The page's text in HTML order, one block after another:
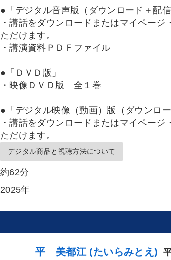
●「デジタル音声版（ダウンロード＋配信
・講話をダウンロードまたはマイペー
ただけます。
・講演資料ＰＤＦファイル
●「ＤＶＤ版」
・映像ＤＶＤ版 全１巻
●「デジタル映像（動画）版（ダウンロー
・講話をダウンロードまたはマイペー
ただけます。
デジタル商品と視聴方法について
約62分
2025年
平 美都江 (たいらみとえ)